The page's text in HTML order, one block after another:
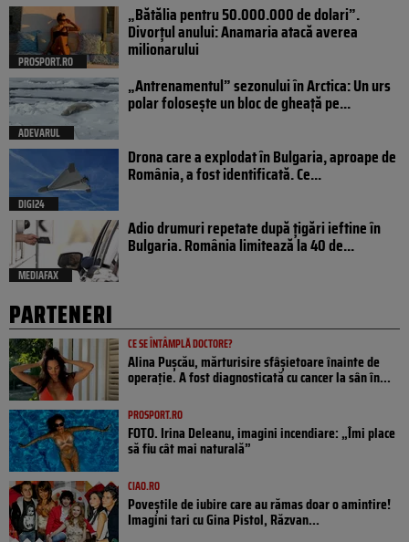
PROSPORT.RO
„Bătălia pentru 50.000.000 de dolari”.
Divorțul anului: Anamaria atacă averea
milionarului
ADEVARUL
„Antrenamentul” sezonului în Arctica: Un urs
polar folosește un bloc de gheață pe...
DIGI24
Drona care a explodat în Bulgaria, aproape de
România, a fost identificată. Ce...
MEDIAFAX
Adio drumuri repetate după țigări ieftine în
Bulgaria. România limitează la 40 de...
PARTENERI
CE SE ÎNTÂMPLĂ DOCTORE?
Alina Pușcău, mărturisire sfâșietoare înainte de
operație. A fost diagnosticată cu cancer la sân în...
PROSPORT.RO
FOTO. Irina Deleanu, imagini incendiare: „Îmi place
să fiu cât mai naturală”
CIAO.RO
Poveştile de iubire care au rămas doar o amintire!
Imagini tari cu Gina Pistol, Răzvan...